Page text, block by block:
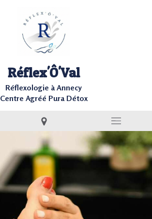
Réflex'Ô'Val
Réflexologie à Annecy
Centre Agréé Pura Détox